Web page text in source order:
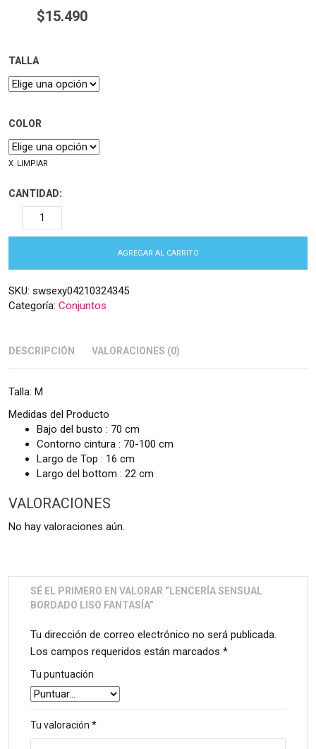
$15.490
TALLA
COLOR
LIMPIAR
CANTIDAD:
AGREGAR AL CARRITO
SKU: swsexy04210324345
Categoría: Conjuntos
DESCRIPCIÓN VALORACIONES (0)
Talla: M
Medidas del Producto
Bajo del busto : 70 cm
Contorno cintura : 70-100 cm
Largo de Top : 16 cm
Largo del bottom : 22 cm
VALORACIONES
No hay valoraciones aún.
SÉ EL PRIMERO EN VALORAR “LENCERÍA SENSUAL
BORDADO LISO FANTASÍA”
Tu dirección de correo electrónico no será publicada.
Los campos requeridos están marcados *
Tu puntuación
Tu valoración *